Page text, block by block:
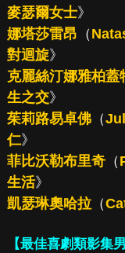
麥瑟爾女士》
娜塔莎雷昂 （
對迴旋》
克麗絲汀娜雅柏蓋
生之交》
茱莉路易卓佛（
仁》
菲比沃勒布里奇（
生活》
凱瑟琳奧哈拉（
【最佳喜劇類影集